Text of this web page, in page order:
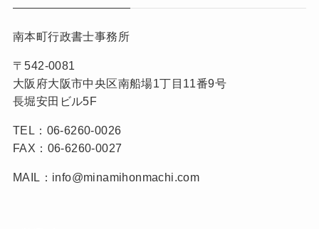
南本町行政書士事務所
〒542-0081
大阪府大阪市中央区南船場1丁目11番9号
長堀安田ビル5F
TEL：06-6260-0026
FAX：06-6260-0027
MAIL：info@minamihonmachi.com